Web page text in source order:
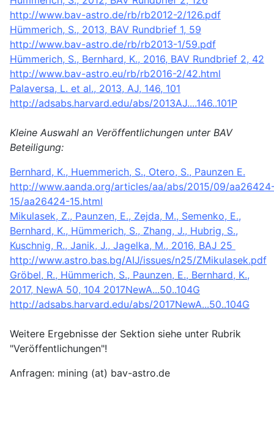
http://www.bav-astro.de/rb/rb2012-2/126.pdf
Hümmerich, S., 2013, BAV Rundbrief 1, 59
http://www.bav-astro.de/rb/rb2013-1/59.pdf
Hümmerich, S., Bernhard, K., 2016, BAV Rundbrief 2, 42
http://www.bav-astro.eu/rb/rb2016-2/42.html
Palaversa, L. et al., 2013, AJ, 146, 101
http://adsabs.harvard.edu/abs/2013AJ....146..101P
Kleine Auswahl an Veröffentlichungen unter BAV
Beteiligung:
Bernhard, K., Huemmerich, S., Otero, S., Paunzen E.
http://www.aanda.org/articles/aa/abs/2015/09/
15/aa26424-15.html
Mikulasek, Z., Paunzen, E., Zejda, M., Semenko, E.,
Bernhard, K., Hümmerich, S., Zhang, J., Hubrig, S.,
Kuschnig, R., Janik, J., Jagelka, M., 2016, BAJ 25
http://www.astro.bas.bg/AIJ/issues/n25/ZMikulasek.pdf
Gröbel, R., Hümmerich, S., Paunzen, E., Bernhard, K.,
2017, NewA 50, 104 2017NewA...50..104G
http://adsabs.harvard.edu/abs/2017NewA...50..104G
Weitere Ergebnisse der Sektion siehe unter Rubrik
"Veröffentlichungen"!
Anfragen: mining (at) bav-astro.de